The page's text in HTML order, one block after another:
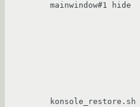
mainwindow#1 hide
konsole_restore.sh